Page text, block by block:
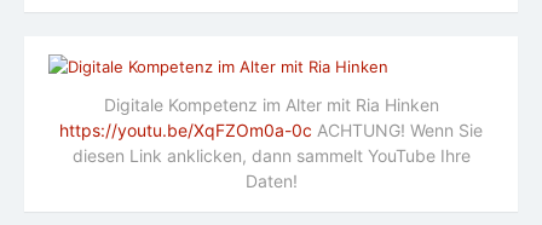
Digitale Kompetenz im Alter mit Ria Hinken
https://youtu.be/XqFZOm0a-0c ACHTUNG! Wenn Sie
diesen Link anklicken, dann sammelt YouTube Ihre
Daten!